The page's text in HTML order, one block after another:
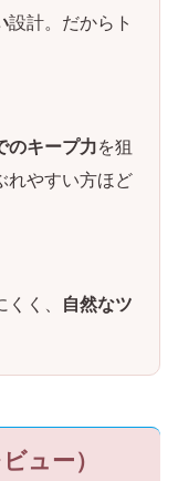
設計。だからト
のキープ力を狙
れやすい方ほど
く、
自然なツ
ュー）